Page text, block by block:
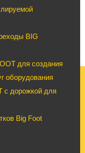
BIG
для создания
оборудования
с дорожкой для
Big Foot